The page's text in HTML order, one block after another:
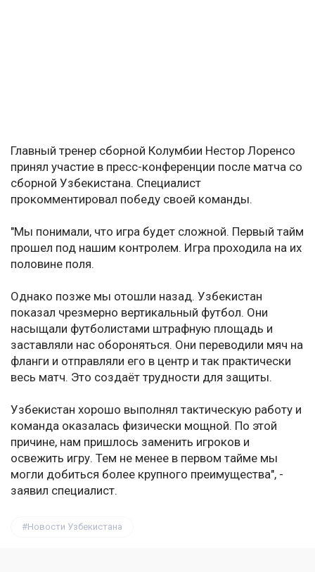
Главный тренер сборной Колумбии Нестор Лоренсо
принял участие в пресс-конференции после матча со
сборной Узбекистана. Специалист
прокомментировал победу своей команды.
"Мы понимали, что игра будет сложной. Первый тайм
прошел под нашим контролем. Игра проходила на их
половине поля.
Однако позже мы отошли назад. Узбекистан
показал чрезмерно вертикальный футбол. Они
насыщали футболистами штрафную площадь и
заставляли нас обороняться. Они переводили мяч на
фланги и отправляли его в центр и так практически
весь матч. Это создаёт трудности для защиты.
Узбекистан хорошо выполнял тактическую работу и
команда оказалась физически мощной. По этой
причине, нам пришлось заменить игроков и
освежить игру. Тем не менее в первом тайме мы
могли добиться более крупного преимущества", -
заявил специалист.
Новости Узбекистана